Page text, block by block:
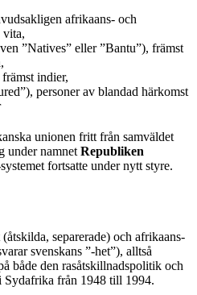
afrikaans- och
vita,
”Natives” eller ”Bantu”), främst
indier,
personer av blandad härkomst
unionen fritt från samväldet
under namnetRepubliken
fortsatte under nytt styre.
separerade) och afrikaans-
svenskans ”-het”), alltså
både den rasåtskillnadspolitik och
Sydafrika från 1948 till 1994.